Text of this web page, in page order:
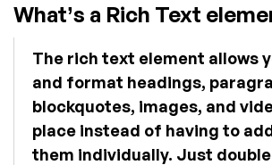
What’s a Rich Text
The rich text element allows
and format headings,
blockquotes, images, and
place instead of having to
them individually. Just